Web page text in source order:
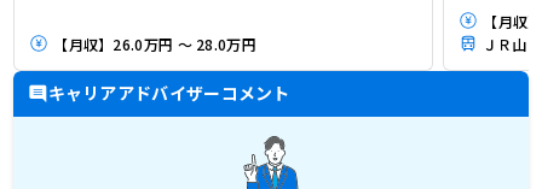
【月収】26.0万円 ～ 28.0万円
【月収
キャリアアドバイザーコメント